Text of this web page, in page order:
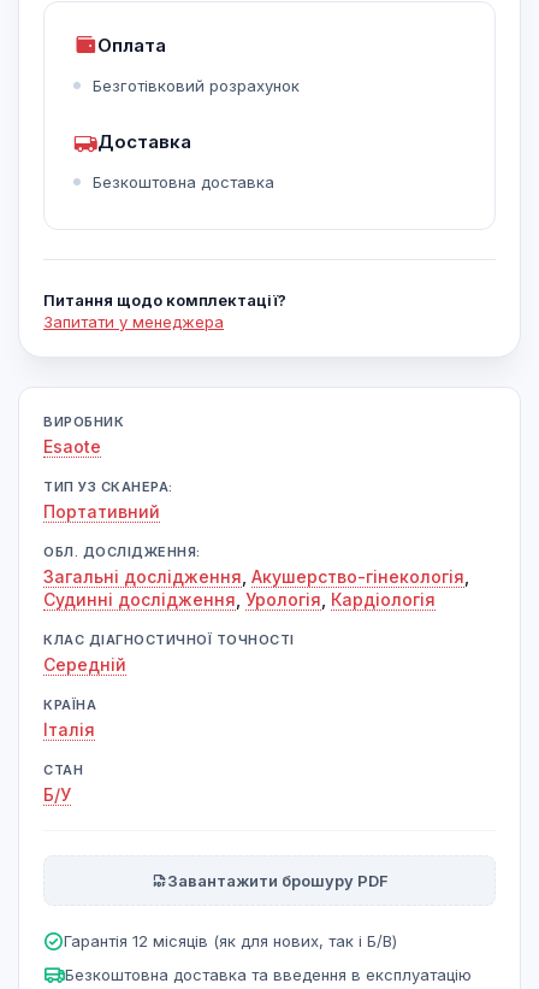
Оплата
Безготівковий розрахунок
Доставка
Безкоштовна доставка
Питання щодо комплектації?
Запитати у менеджера
ВИРОБНИК
Esaote
ТИП УЗ СКАНЕРА:
Портативний
ОБЛ. ДОСЛІДЖЕННЯ:
Загальні дослідження Акушерство-гінекологія
Судинні дослідження Урологія Кардіологія
КЛАС ДІАГНОСТИЧНОЇ ТОЧНОСТІ
Середній
КРАЇНА
Італія
СТАН
Б/У
Завантажити брошуру PDF
Гарантія 12 місяців (як для нових, так і Б/В)
Безкоштовна доставка та введення в експлуатацію